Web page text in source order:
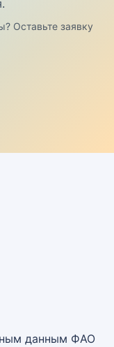
Оставьте заявку
данным ФАО